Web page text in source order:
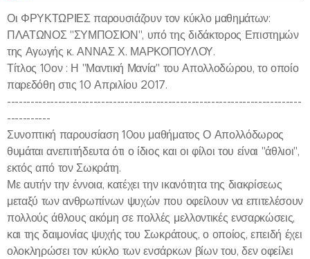
Οι ΦΡΥΚΤΩΡΙΕΣ παρουσιάζουν τον κύκλο μαθημάτων:
ΠΛΑΤΩΝΟΣ "ΣΥΜΠΟΣΙΟΝ", υπό της διδάκτορος Επιστημών
της Αγωγής κ. ΑΝΝΑΣ Χ. ΜΑΡΚΟΠΟΥΛΟΥ.
Τίτλος 10ον : Η "Μαντική Μανία" του Απολλοδώρου, το οποίο
παρεδόθη στις 10 Απριλίου 2017.
---------------------------------------------------------------------------
-----------
Συνοπτική παρουσίαση 10ου μαθήματος Ο Απολλόδωρος
θυμάται ανεπιτήδευτα ότι ο ίδιος και οι φίλοι του είναι "άθλιοι",
εκτός από τον Σωκράτη.
Με αυτήν την έννοια, κατέχει την ικανότητα της διακρίσεως
μεταξύ των ανθρωπίνων ψυχών που οφείλουν να επιτελέσουν
πολλούς άθλους ακόμη σε πολλές μελλοντικές ενσαρκώσεις,
και της δαιμονίας ψυχής του Σωκράτους, ο οποίος, επειδή έχει
ολοκληρώσει τον κύκλο των ενσάρκων βίων του, δεν οφείλει